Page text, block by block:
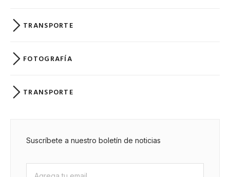
TRANSPORTE
FOTOGRAFÍA
TRANSPORTE
Suscríbete a nuestro boletín de noticias